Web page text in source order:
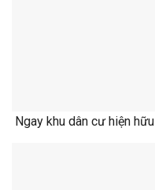
Ngay khu dân cư hiện hữu